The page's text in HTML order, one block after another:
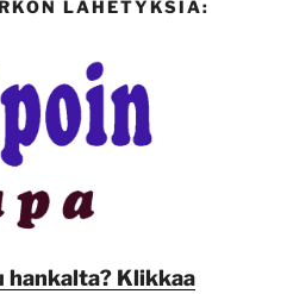
LÄHETYKSIÄ:
hankalta? Klikkaa